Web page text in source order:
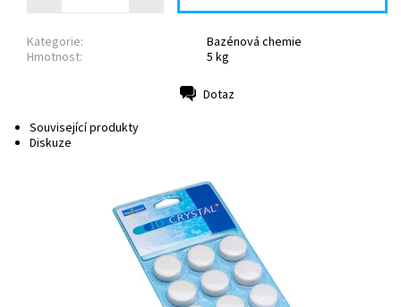
Kategorie:
Bazénová chemie
Hmotnost:
5 kg
Dotaz
Související produkty
Diskuze
neuvěřitelnou jiskru Mikročástice suspendované ve vodě
se elektrostatickou přitažlivostí...
Skladem
20138
Desjoyaux